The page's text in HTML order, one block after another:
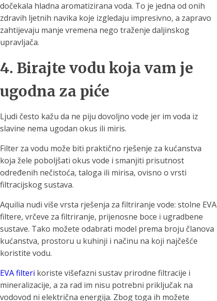
dočekala hladna aromatizirana voda. To je jedna od onih
zdravih ljetnih navika koje izgledaju impresivno, a zapravo
zahtijevaju manje vremena nego traženje daljinskog
upravljača.
4. Birajte vodu koja vam je
ugodna za piće
Ljudi često kažu da ne piju dovoljno vode jer im voda iz
slavine nema ugodan okus ili miris.
Filter za vodu može biti praktično rješenje za kućanstva
koja žele poboljšati okus vode i smanjiti prisutnost
određenih nečistoća, taloga ili mirisa, ovisno o vrsti
filtracijskog sustava.
Aquilia nudi više vrsta rješenja za filtriranje vode: stolne EVA
filtere, vrčeve za filtriranje, prijenosne boce i ugradbene
sustave. Tako možete odabrati model prema broju članova
kućanstva, prostoru u kuhinji i načinu na koji najčešće
koristite vodu.
EVA filteri koriste višefazni sustav prirodne filtracije i
mineralizacije, a za rad im nisu potrebni priključak na
vodovod ni električna energija. Zbog toga ih možete